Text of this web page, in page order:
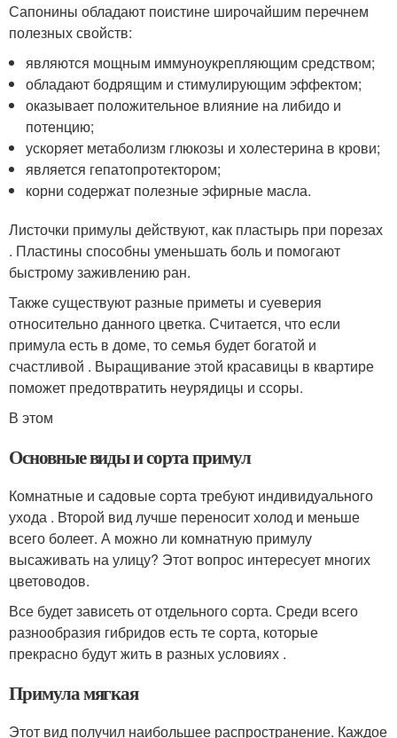
Сапонины обладают поистине широчайшим перечнем
полезных свойств:
являются мощным иммуноукрепляющим средством;
обладают бодрящим и стимулирующим эффектом;
оказывает положительное влияние на либидо и
потенцию;
ускоряет метаболизм глюкозы и холестерина в крови;
является гепатопротектором;
корни содержат полезные эфирные масла.
Листочки примулы действуют, как пластырь при порезах
. Пластины способны уменьшать боль и помогают
быстрому заживлению ран.
Также существуют разные приметы и суеверия
относительно данного цветка. Считается, что если
примула есть в доме, то семья будет богатой и
счастливой . Выращивание этой красавицы в квартире
поможет предотвратить неурядицы и ссоры.
В этом
Основные виды и сорта примул
Комнатные и садовые сорта требуют индивидуального
ухода . Второй вид лучше переносит холод и меньше
всего болеет. А можно ли комнатную примулу
высаживать на улицу? Этот вопрос интересует многих
цветоводов.
Все будет зависеть от отдельного сорта. Среди всего
разнообразия гибридов есть те сорта, которые
прекрасно будут жить в разных условиях .
Примула мягкая
Этот вид получил наибольшее распространение. Каждое